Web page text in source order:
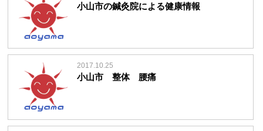
小山市の鍼灸院による健康情報
2017.10.25
小山市 整体 腰痛